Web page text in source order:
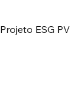
Projeto ESG PV